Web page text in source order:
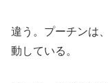
違う。プーチンは
動している。